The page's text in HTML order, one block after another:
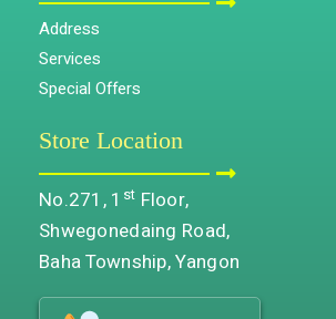
Address
Services
Special Offers
Store Location
No.271, 1 st Floor,
Shwegonedaing Road,
Baha Township, Yangon